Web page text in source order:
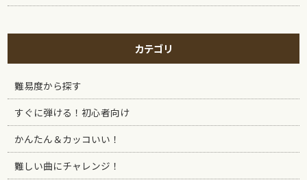
カテゴリ
難易度から探す
すぐに弾ける！初心者向け
かんたん＆カッコいい！
難しい曲にチャレンジ！